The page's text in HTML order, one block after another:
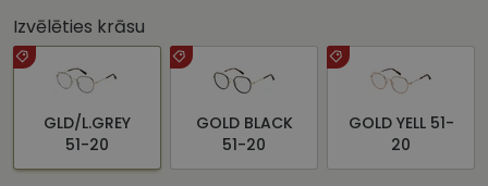
Izvēlēties krāsu
GLD/L.GREY
51-20
GOLD BLACK
51-20
GOLD YELL 51-
20